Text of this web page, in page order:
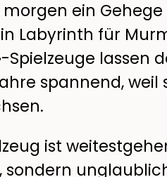
morgen ein
Labyrinth für
Spielzeuge lassen
spannend, weil
ist
sondern